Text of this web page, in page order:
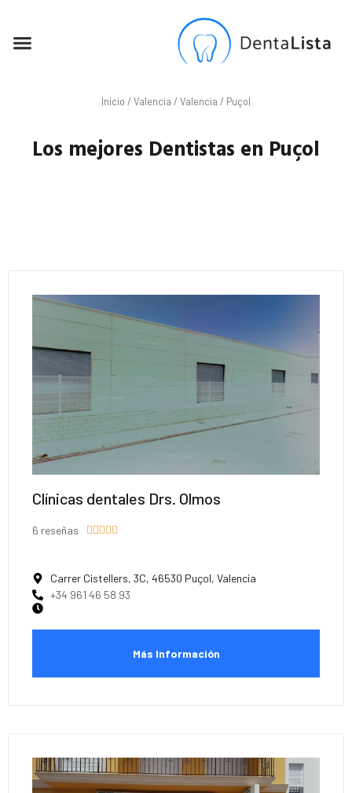
Inicio / Valencia / Valencia / Puçol
Los mejores Dentistas en Puçol
Clínicas dentales Drs. Olmos
6 reseñas     
Carrer Cistellers, 3C, 46530 Puçol, Valencia
+34 961 46 58 93
Más Información